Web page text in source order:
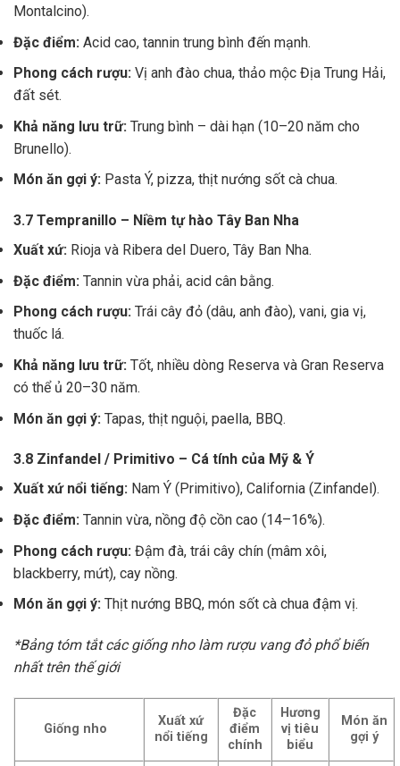
Montalcino).
Đặc điểm: Acid cao, tannin trung bình đến mạnh.
Phong cách rượu: Vị anh đào chua, thảo mộc Địa Trung Hải,
đất sét.
Khả năng lưu trữ: Trung bình – dài hạn (10–20 năm cho
Brunello).
Món ăn gợi ý: Pasta Ý, pizza, thịt nướng sốt cà chua.
3.7 Tempranillo – Niềm tự hào Tây Ban Nha
Xuất xứ: Rioja và Ribera del Duero, Tây Ban Nha.
Đặc điểm: Tannin vừa phải, acid cân bằng.
Phong cách rượu: Trái cây đỏ (dâu, anh đào), vani, gia vị,
thuốc lá.
Khả năng lưu trữ: Tốt, nhiều dòng Reserva và Gran Reserva
có thể ủ 20–30 năm.
Món ăn gợi ý: Tapas, thịt nguội, paella, BBQ.
3.8 Zinfandel / Primitivo – Cá tính của Mỹ & Ý
Xuất xứ nổi tiếng: Nam Ý (Primitivo), California (Zinfandel).
Đặc điểm: Tannin vừa, nồng độ cồn cao (14–16%).
Phong cách rượu: Đậm đà, trái cây chín (mâm xôi,
blackberry, mứt), cay nồng.
Món ăn gợi ý: Thịt nướng BBQ, món sốt cà chua đậm vị.
*Bảng tóm tắt các giống nho làm rượu vang đỏ phổ biến
nhất trên thế giới
Giống nho
Xuất xứ
nổi tiếng
Đặc
điểm
chính
Hương
vị tiêu
biểu
Món ăn
gợi ý